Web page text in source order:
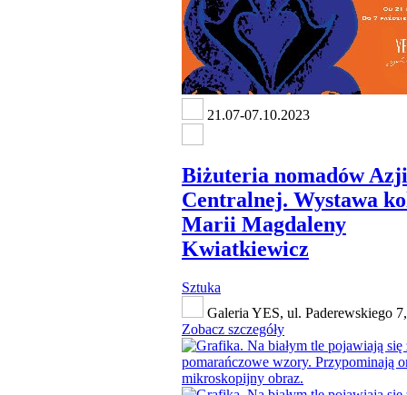
21.07-07.10.2023
Biżuteria nomadów Azji
Centralnej. Wystawa
Marii Magdaleny
Kwiatkiewicz
Sztuka
Galeria YES, ul. Paderewskiego
Zobacz szczegóły